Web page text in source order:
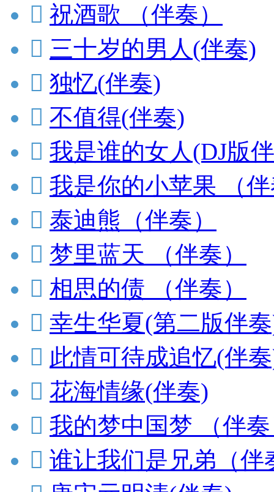
 祝酒歌 （伴奏）
 三十岁的男人(伴奏)
 独忆(伴奏)
 不值得(伴奏)
 我是谁的女人(DJ版
 我是你的小苹果 （
 泰迪熊（伴奏）
 梦里蓝天 （伴奏）
 相思的债 （伴奏）
 幸生华夏(第二版伴
 此情可待成追忆(伴
 花海情缘(伴奏)
 我的梦中国梦 （伴
 谁让我们是兄弟（伴